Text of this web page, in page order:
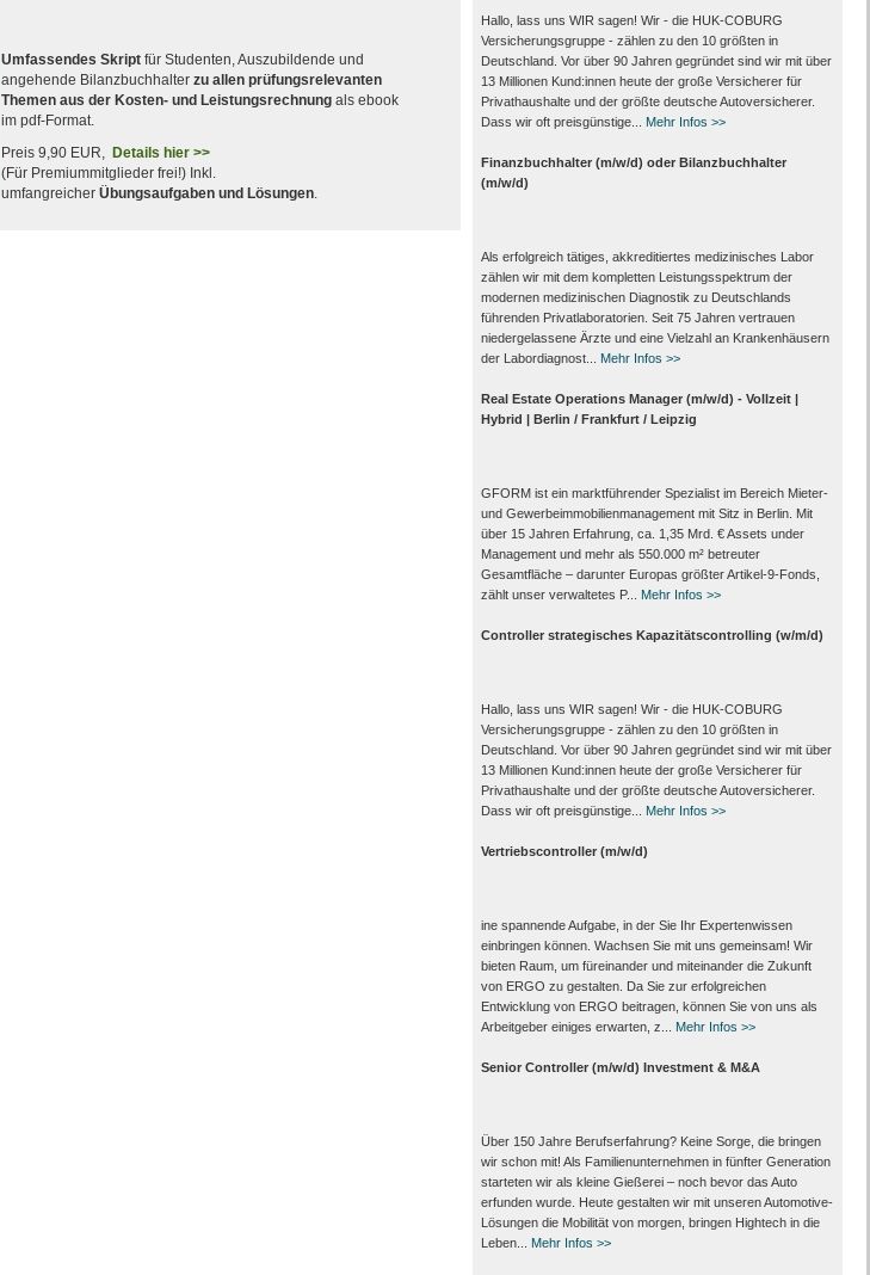
Umfassendes Skriptfür Studenten, Auszubildende und
angehende Bilanzbuchhalter zu allen prüfungsrelevanten
Themen aus der Kosten- und Leistungsrechnungals ebook
im pdf-Format.
Preis 9,90 EUR, Details hier >>
(Für Premiummitglieder frei!) Inkl.
umfangreicher Übungsaufgaben und Lösungen.
Hallo, lass uns WIR sagen! Wir - die HUK-COBURG
Versicherungsgruppe - zählen zu den 10 größten in
Deutschland. Vor über 90 Jahren gegründet sind wir mit über
13 Millionen Kund:innen heute der große Versicherer für
Privathaushalte und der größte deutsche Autoversicherer.
Dass wir oft preisgünstige...
Mehr Infos >>
Finanzbuchhalter (m/w/d) oder Bilanzbuchhalter
(m/w/d)
Als erfolgreich tätiges, akkreditiertes medizinisches Labor
zählen wir mit dem kompletten Leistungs­spektrum der
modernen medizinischen Diagnostik zu Deutschlands
führenden Privat­laboratorien. Seit 75 Jahren vertrauen
nieder­gelassene Ärzte und eine Vielzahl an Kranken­häusern
der Labor­diagnost...
Mehr Infos >>
Real Estate Operations Manager (m/w/d) - Vollzeit |
Hybrid | Berlin / Frankfurt / Leipzig
GFORM ist ein marktführender Spezialist im Bereich Mieter-
und Gewerbeimmobilienmanagement mit Sitz in Berlin. Mit
über 15 Jahren Erfahrung, ca. 1,35 Mrd. € Assets under
Management und mehr als 550.000 m² betreuter
Gesamtfläche – darunter Europas größter Artikel-9-Fonds,
zählt unser verwaltetes P...
Mehr Infos >>
Controller strategisches Kapazitätscontrolling (w/m/d)
Hallo, lass uns WIR sagen! Wir - die HUK-COBURG
Versicherungsgruppe - zählen zu den 10 größten in
Deutschland. Vor über 90 Jahren gegründet sind wir mit über
13 Millionen Kund:innen heute der große Versicherer für
Privathaushalte und der größte deutsche Autoversicherer.
Dass wir oft preisgünstige...
Mehr Infos >>
Vertriebscontroller (m/w/d)
ine spannende Aufgabe, in der Sie Ihr Expertenwissen
einbringen können. Wachsen Sie mit uns gemeinsam! Wir
bieten Raum, um füreinander und miteinander die Zukunft
von ERGO zu gestalten. Da Sie zur erfolgreichen
Entwicklung von ERGO beitragen, können Sie von uns als
Arbeitgeber einiges erwarten, z...
Mehr Infos >>
Senior Controller (m/w/d) Investment & M&A
Über 150 Jahre Berufserfahrung? Keine Sorge, die bringen
wir schon mit! Als Familienunternehmen in fünfter Generation
starteten wir als kleine Gießerei – noch bevor das Auto
erfunden wurde. Heute gestalten wir mit unseren Automotive-
Lösungen die Mobilität von morgen, bringen Hightech in die
Leben...
Mehr Infos >>